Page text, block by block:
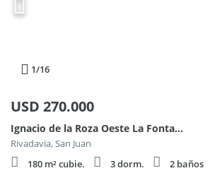
1/16
USD 270.000
Ignacio de la Roza Oeste La Fontana 3200
Rivadavia, San Juan
180 m² cubie.
3 dorm.
2 baños